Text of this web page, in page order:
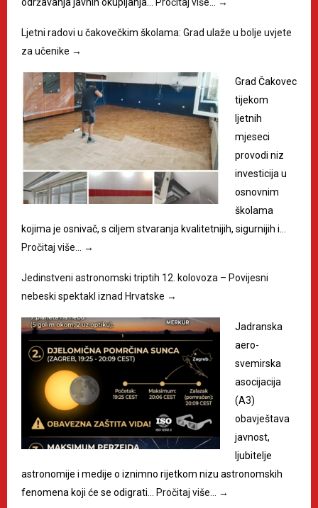
Ljetni radovi u čakovečkim školama: Grad ulaže u bolje uvjete
za učenike →
Grad Čakovec
tijekom
ljetnih
mjeseci
provodi niz
investicija u
osnovnim
školama
kojima je osnivač, s ciljem stvaranja kvalitetnijih, sigurnijih i…
Pročitaj više…
→
Jedinstveni astronomski triptih 12. kolovoza – Povijesni
nebeski spektakl iznad Hrvatske →
Jadranska
aero-
svemirska
asocijacija
(A3)
obavještava
javnost,
ljubitelje
astronomije i medije o iznimno rijetkom nizu astronomskih
fenomena koji će se odigrati…
Pročitaj više… →